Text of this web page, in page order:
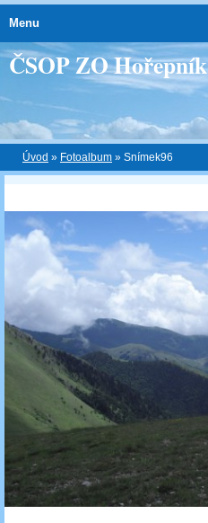
ČSOP ZO Hořepník
Úvod » Fotoalbum » Snímek96
Menu